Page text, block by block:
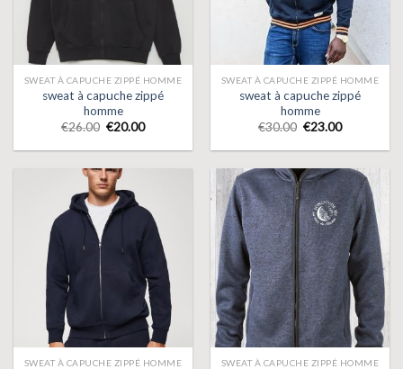
SWEAT À CAPUCHE ZIPPÉ HOMME
sweat à capuche zippé
homme
€26.00 €20.00
SWEAT À CAPUCHE ZIPPÉ HOMME
sweat à capuche zippé
homme
€30.00 €23.00
SWEAT À CAPUCHE ZIPPÉ HOMME SWEAT À CAPUCHE ZIPPÉ HOMME